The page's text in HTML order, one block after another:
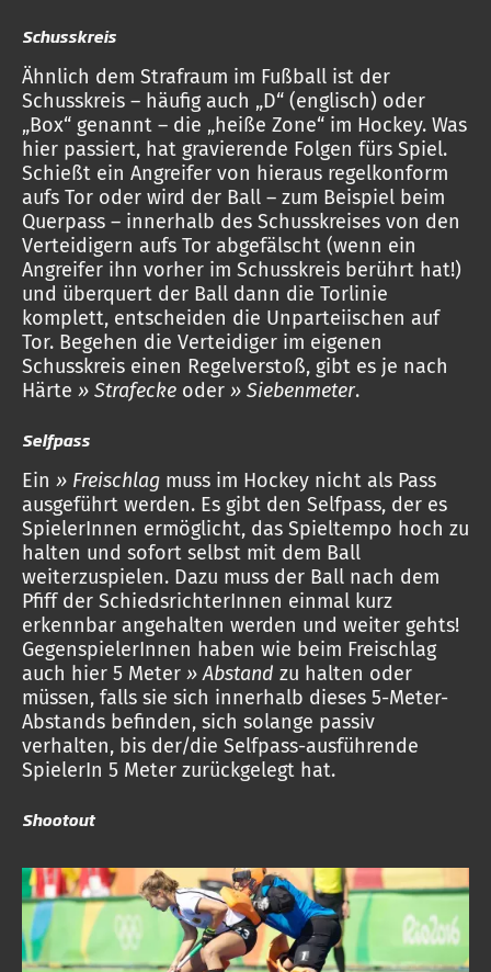
Schusskreis
Ähnlich dem Strafraum im Fußball ist der
Schusskreis – häufig auch „D“ (englisch) oder
„Box“ genannt – die „heiße Zone“ im Hockey. Was
hier passiert, hat gravierende Folgen fürs Spiel.
Schießt ein Angreifer von hieraus regelkonform
aufs Tor oder wird der Ball – zum Beispiel beim
Querpass – innerhalb des Schusskreises von den
Verteidigern aufs Tor abgefälscht (wenn ein
Angreifer ihn vorher im Schusskreis berührt hat!)
und überquert der Ball dann die Torlinie
komplett, entscheiden die Unparteiischen auf
Tor. Begehen die Verteidiger im eigenen
Schusskreis einen Regelverstoß, gibt es je nach
Härte » Strafecke oder » Siebenmeter.
Selfpass
Ein » Freischlag muss im Hockey nicht als Pass
ausgeführt werden. Es gibt den Selfpass, der es
SpielerInnen ermöglicht, das Spieltempo hoch zu
halten und sofort selbst mit dem Ball
weiterzuspielen. Dazu muss der Ball nach dem
Pfiff der SchiedsrichterInnen einmal kurz
erkennbar angehalten werden und weiter gehts!
GegenspielerInnen haben wie beim Freischlag
auch hier 5 Meter » Abstand zu halten oder
müssen, falls sie sich innerhalb dieses 5-Meter-
Abstands befinden, sich solange passiv
verhalten, bis der/die Selfpass-ausführende
SpielerIn 5 Meter zurückgelegt hat.
Shootout